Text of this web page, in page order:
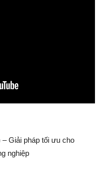
– Giải pháp tối ưu cho
nghiệp